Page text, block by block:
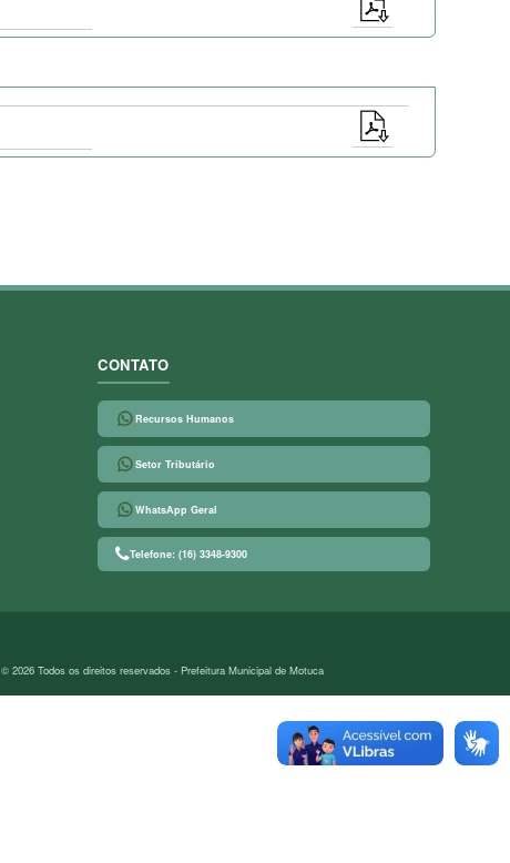
CONTATO
Recursos Humanos
Setor Tributário
WhatsApp Geral
Telefone: (16) 3348-9300
© 2026 Todos os direitos reservados - Prefeitura Municipal de Motuca